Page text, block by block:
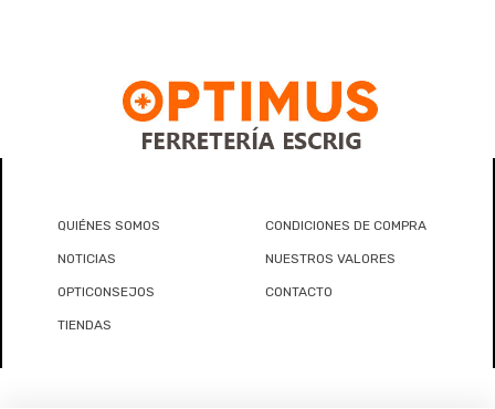
QUIÉNES SOMOS CONDICIONES DE COMPRA
NOTICIAS NUESTROS VALORES
OPTICONSEJOS CONTACTO
TIENDAS